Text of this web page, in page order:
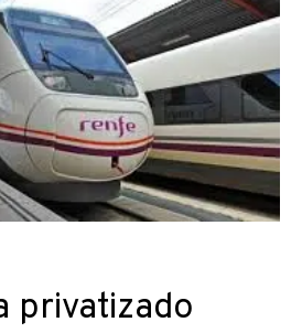
privatizado